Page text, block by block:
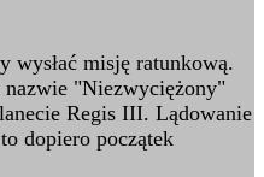
wysłać misję ratunkową.
"Niezwyciężony"
Regis III. Lądowanie
dopiero początek